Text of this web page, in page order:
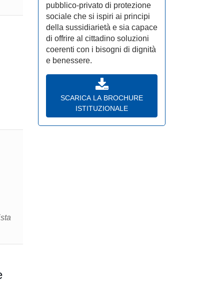
pubblico-privato di protezione
sociale che si ispiri ai principi
della sussidiarietà e sia capace
di offrire al cittadino soluzioni
coerenti con i bisogni di dignità
e benessere.
SCARICA LA BROCHURE
ISTITUZIONALE